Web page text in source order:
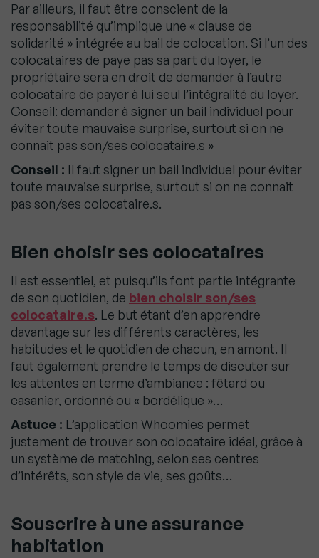
Par ailleurs, il faut être conscient de la
responsabilité qu’implique une « clause de
solidarité » intégrée au bail de colocation. Si l’un des
colocataires de paye pas sa part du loyer, le
propriétaire sera en droit de demander à l’autre
colocataire de payer à lui seul l’intégralité du loyer.
Conseil: demander à signer un bail individuel pour
éviter toute mauvaise surprise, surtout si on ne
connait pas son/ses colocataire.s »
Conseil : Il faut signer un bail individuel pour éviter
toute mauvaise surprise, surtout si on ne connait
pas son/ses colocataire.s.
Bien choisir ses colocataires
Il est essentiel, et puisqu’ils font partie intégrante
de son quotidien, de bien choisir son/ses
colocataire.s. Le but étant d’en apprendre
davantage sur les différents caractères, les
habitudes et le quotidien de chacun, en amont. Il
faut également prendre le temps de discuter sur
les attentes en terme d’ambiance : fêtard ou
casanier, ordonné ou « bordélique »…
Astuce : L’application Whoomies permet
justement de trouver son colocataire idéal, grâce à
un système de matching, selon ses centres
d’intérêts, son style de vie, ses goûts…
Souscrire à une assurance
habitation